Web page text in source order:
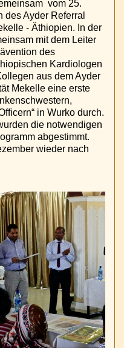
vom 25.
Ayder Referral
- Äthiopien. In der
mit dem Leiter
des
Kardiologen
aus dem Ayder
Mekelle eine erste
in Wurko durch.
die notwendigen
abgestimmt.
wieder nach